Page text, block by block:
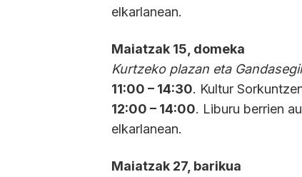
elkarlanean.
Maiatzak 15, domeka
Kurtzeko plazan eta
11:00 – 14:30. Kultur
12:00 – 14:00. Liburu berrien
elkarlanean.
Maiatzak 27, barikua